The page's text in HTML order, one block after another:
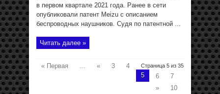
в первом квартале 2021 года. Ранее в сети
опубликовали патент Meizu с описанием
беспроводных наушников. Судя по патентной ...
Читать далее »
Страница 5 из 35
« Первая ... « 3
4
5
6
7
»
10